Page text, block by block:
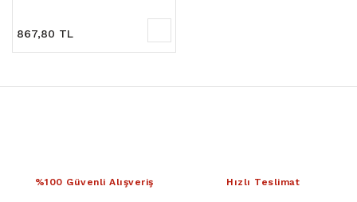
867,80 TL
%100 Güvenli Alışveriş Hızlı Teslimat